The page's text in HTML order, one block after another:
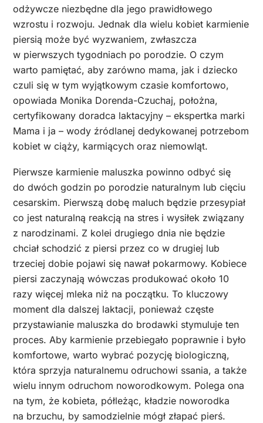
odżywcze niezbędne dla jego prawidłowego
wzrostu i rozwoju. Jednak dla wielu kobiet karmienie
piersią może być wyzwaniem, zwłaszcza
w pierwszych tygodniach po porodzie. O czym
warto pamiętać, aby zarówno mama, jak i dziecko
czuli się w tym wyjątkowym czasie komfortowo,
opowiada Monika Dorenda-Czuchaj, położna,
certyfikowany doradca laktacyjny – ekspertka marki
Mama i ja – wody źródlanej dedykowanej potrzebom
kobiet w ciąży, karmiących oraz niemowląt.
Pierwsze karmienie maluszka powinno odbyć się
do dwóch godzin po porodzie naturalnym lub cięciu
cesarskim. Pierwszą dobę maluch będzie przesypiał
co jest naturalną reakcją na stres i wysiłek związany
z narodzinami. Z kolei drugiego dnia nie będzie
chciał schodzić z piersi przez co w drugiej lub
trzeciej dobie pojawi się nawał pokarmowy. Kobiece
piersi zaczynają wówczas produkować około 10
razy więcej mleka niż na początku. To kluczowy
moment dla dalszej laktacji, ponieważ częste
przystawianie maluszka do brodawki stymuluje ten
proces. Aby karmienie przebiegało poprawnie i było
komfortowe, warto wybrać pozycję biologiczną,
która sprzyja naturalnemu odruchowi ssania, a także
wielu innym odruchom noworodkowym. Polega ona
na tym, że kobieta, półleżąc, kładzie noworodka
na brzuchu, by samodzielnie mógł złapać pierś.